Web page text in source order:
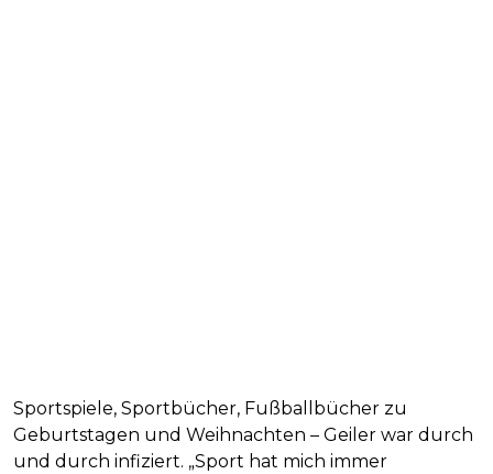
Sportspiele, Sportbücher, Fußballbücher zu
Geburtstagen und Weihnachten – Geiler war durch
und durch infiziert. „Sport hat mich immer